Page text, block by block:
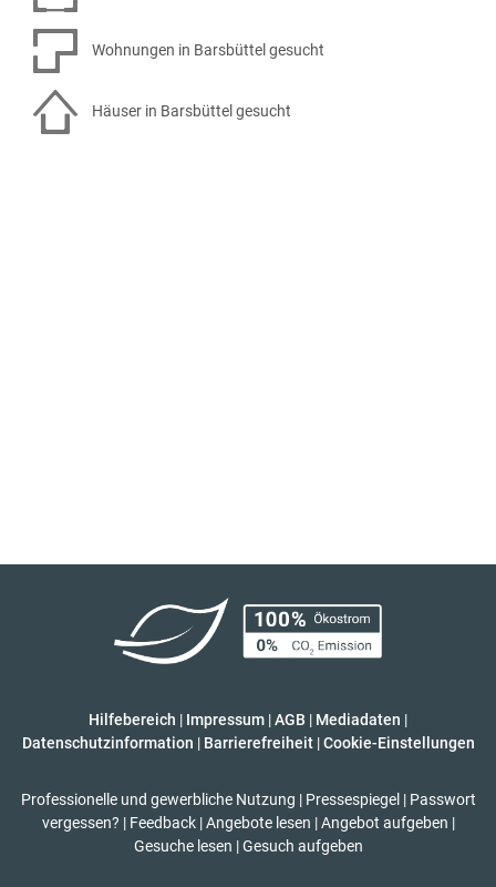
Wohnungen in Barsbüttel gesucht
Häuser in Barsbüttel gesucht
Hilfebereich | Impressum |AGB | Mediadaten |
Datenschutzinformation | Barrierefreiheit | Cookie-Einstellungen
Professionelle und gewerbliche Nutzung | Pressespiegel | Passwort
vergessen? | Feedback | Angebote lesen | Angebot aufgeben |
Gesuche lesen | Gesuch aufgeben